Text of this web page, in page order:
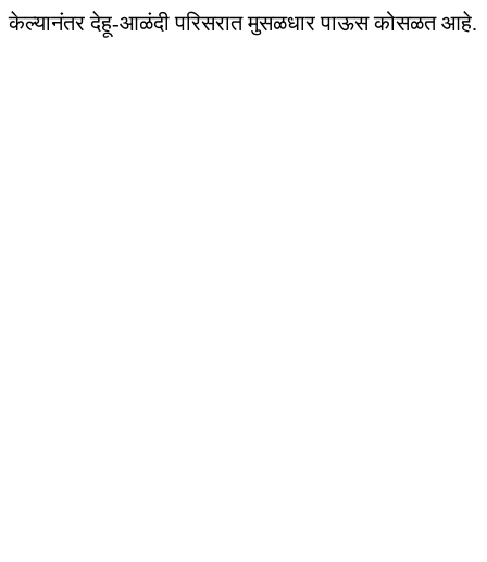
केल्यानंतर देहू-आळंदी परिसरात मुसळधार पाऊस कोसळत आहे.